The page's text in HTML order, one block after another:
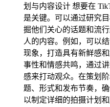
划与内容设计 想要在
是关键。可以通过研究
掘他们关心的话题和流
人的内容。例如，可以
现象，打造具有新鲜感
事性和情感共鸣，通过
感来打动观众。在策划
题、形式和发布节奏，
以制定详细的拍摄计划